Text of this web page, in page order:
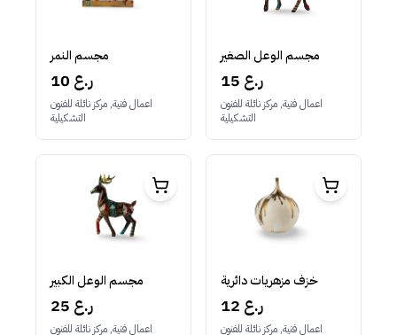
مجسم النمر
10 ر.ع
اعمال فنية, مركز نائلة للفنون
التشكيلية
مجسم الوعل الصغير
15 ر.ع
اعمال فنية, مركز نائلة للفنون
التشكيلية
مجسم الوعل الكبير
25 ر.ع
اعمال فنية, مركز نائلة للفنون
خزف مزهريات دائرية
12 ر.ع
اعمال فنية, مركز نائلة للفنون